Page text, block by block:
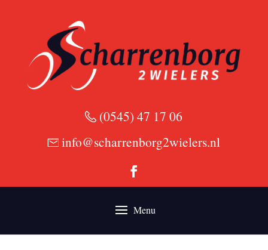
(0545) 47 17 06
info@scharrenborg2wielers.nl